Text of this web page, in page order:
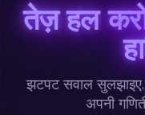
तेज़ हल
झटपट सवाल सुलझाइए,
अपनी